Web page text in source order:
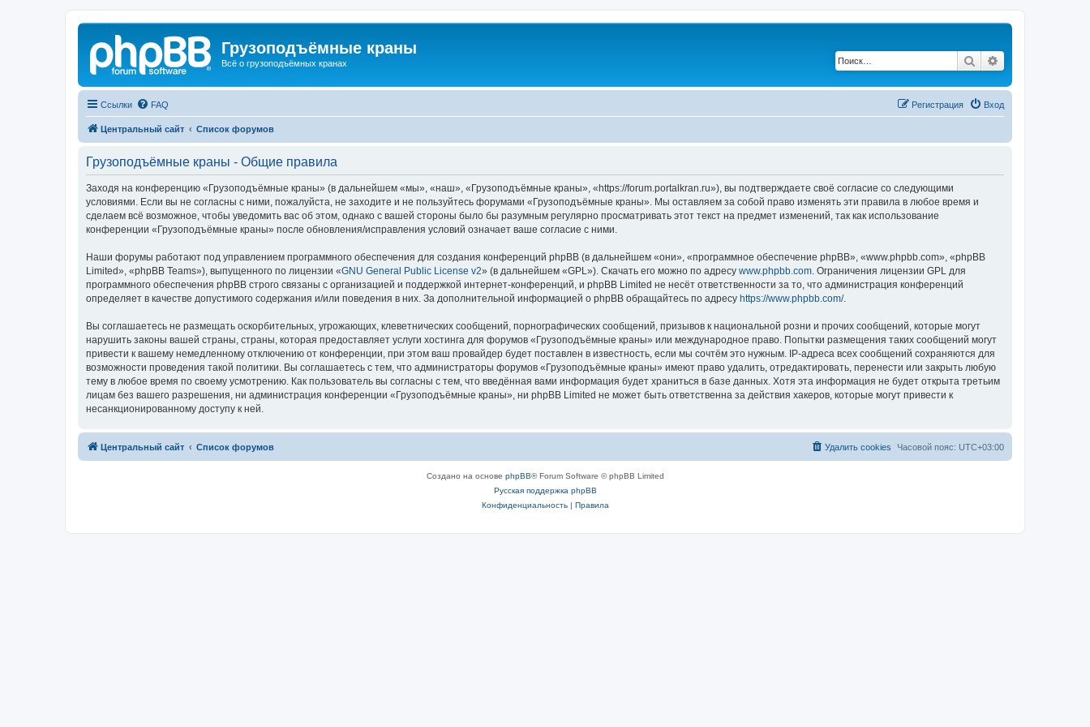
Грузоподъёмные краны
Всё о грузоподъёмных кранах Поиск
Ссылки FAQ Вход
Регистрация
Центральный сайт Список форумов
Грузоподъёмные краны - Общие правила
Заходя на конференцию «Грузоподъёмные краны» (в дальнейшем «мы», «наш», «Грузоподъёмные краны», «https://forum.portalkran.ru»), вы подтверждаете своё согласие со следующими
условиями. Если вы не согласны с ними, пожалуйста, не заходите и не пользуйтесь форумами «Грузоподъёмные краны». Мы оставляем за собой право изменять эти правила в любое время и
сделаем всё возможное, чтобы уведомить вас об этом, однако с вашей стороны было бы разумным регулярно просматривать этот текст на предмет изменений, так как использование
конференции «Грузоподъёмные краны» после обновления/исправления условий означает ваше согласие с ними.
Наши форумы работают под управлением программного обеспечения для создания конференций phpBB (в дальнейшем «они», «программное обеспечение phpBB», «www.phpbb.com», «phpBB
Limited», «phpBB Teams»), выпущенного по лицензии «GNU General Public License v2» (в дальнейшем «GPL»). Скачать его можно по адресу www.phpbb.com . Ограничения лицензии GPL для
программного обеспечения phpBB строго связаны с организацией и поддержкой интернет-конференций, и phpBB Limited не несёт ответственности за то, что администрация конференций
определяет в качестве допустимого содержания и/или поведения в них. За дополнительной информацией о phpBB обращайтесь по адресу https://www.phpbb.com/.
Вы соглашаетесь не размещать оскорбительных, угрожающих, клеветнических сообщений, порнографических сообщений, призывов к национальной розни и прочих сообщений, которые могут
нарушить законы вашей страны, страны, которая предоставляет услуги хостинга для форумов «Грузоподъёмные краны» или международное право. Попытки размещения таких сообщений могут
привести к вашему немедленному отключению от конференции, при этом ваш провайдер будет поставлен в известность, если мы сочтём это нужным. IP-адреса всех сообщений сохраняются для
возможности проведения такой политики. Вы соглашаетесь с тем, что администраторы форумов «Грузоподъёмные краны» имеют право удалить, отредактировать, перенести или закрыть любую
тему в любое время по своему усмотрению. Как пользователь вы согласны с тем, что введённая вами информация будет храниться в базе данных. Хотя эта информация не будет открыта третьим
лицам без вашего разрешения, ни администрация конференции «Грузоподъёмные краны», ни phpBB Limited не может быть ответственна за действия хакеров, которые могут привести к
несанкционированному доступу к ней.
Центральный сайт Список форумов Часовой пояс: UTC+03:00
Удалить cookies
Создано на основе phpBB® Forum Software © phpBB Limited
Русская поддержка phpBB
Конфиденциальность| Правила